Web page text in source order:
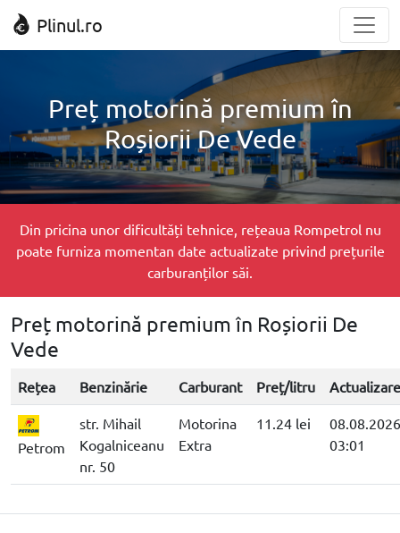
Plinul.ro
Preț motorină premium în
Roșiorii De Vede
Din pricina unor dificultăți tehnice, rețeaua Rompetrol nu
poate furniza momentan date actualizate privind prețurile
carburanților săi.
Preț motorină premium în Roșiorii De
Vede
Rețea Benzinărie Carburant Preț/litru Actualizare
Petrom
str. Mihail
Kogalniceanu
nr. 50
Motorina
Extra
11.24 lei
08.08.2026
03:01